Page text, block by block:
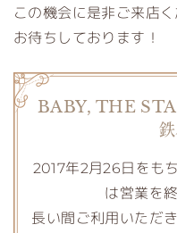
この機会に是非ご来店
お待ちしております！
BABY, THE
2017年2月26日をも
は営業を
長い間ご利用いただ